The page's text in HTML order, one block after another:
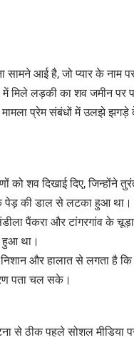
आई है, जो प्यार के नाम पर
में मिले लड़की का शव जमीन
प्रेम संबंधों में उलझे
शव दिखाई दिए, जिन्होंने
की डाल से लटका हुआ था।
पैंकरा और टांगरगांव के
हुआ था।
और हालात से लगता है कि
पता चल सके।
से ठीक पहले सोशल मीडिया